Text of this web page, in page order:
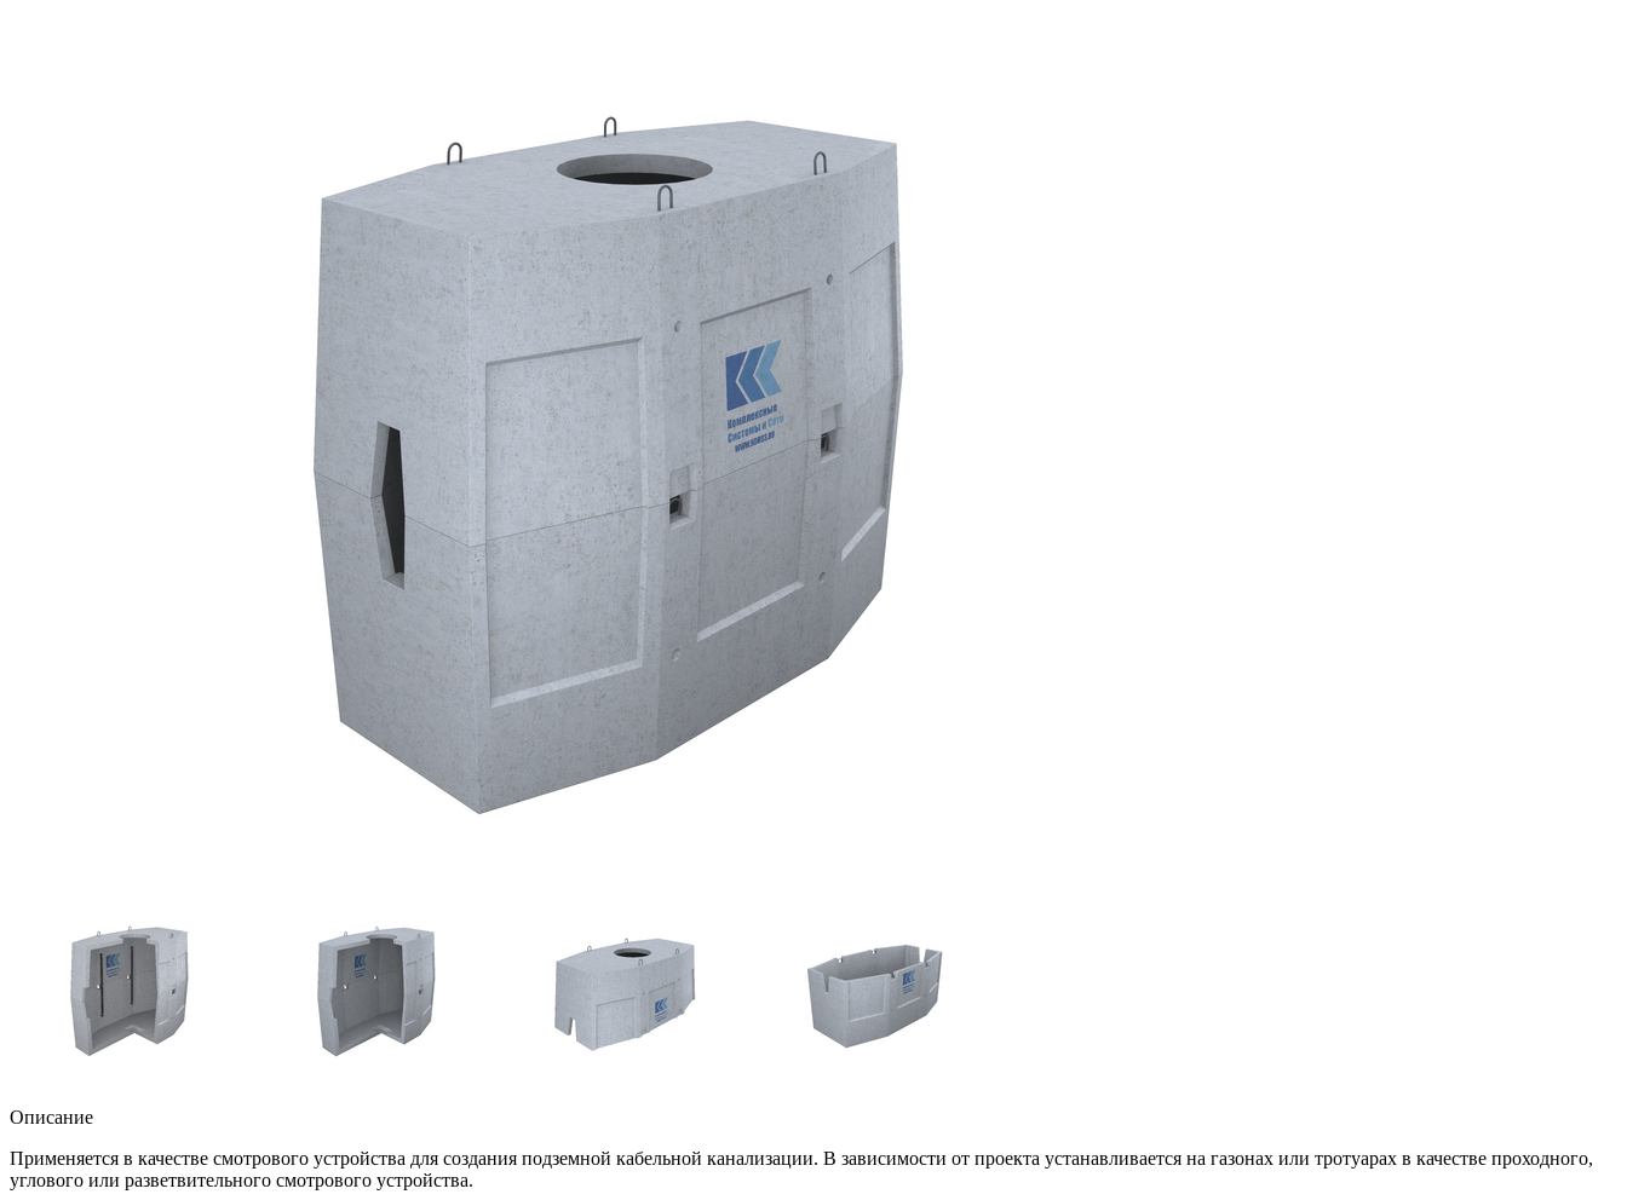
Описание
Применяется в качестве смотрового устройства для создания подземной кабельной канализации. В зависимости от проекта устанавливается на газонах или тротуарах в качестве проходного,
углового или разветвительного смотрового устройства.